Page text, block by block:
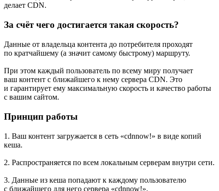
делает CDN.
За счёт чего достигается такая скорость?
Данные от владельца контента до потребителя проходят
по кратчайшему (а значит самому быстрому) маршруту.
При этом каждый пользователь по всему миру получает
ваш контент с ближайшего к нему сервера CDN. Это
и гарантирует ему максимальную скорость и качество работы
с вашим сайтом.
Принцип работы
1. Ваш контент загружается в сеть «cdnnow!» в виде копий
кеша.
2. Распространяется по всем локальным серверам внутри сети.
3. Данные из кеша попадают к каждому пользователю
с ближайшего для него сервера «cdnnow!».